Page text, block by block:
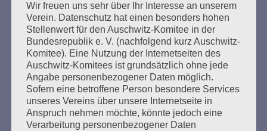
mehr ...
Wir trauern um Éva Fahidi (1925-
2023)
Wir freuen uns sehr über Ihr Interesse an unserem
Verein. Datenschutz hat einen besonders hohen
Stellenwert für den Auschwitz-Komitee in der
Bundesrepublik e. V. (nachfolgend kurz Auschwitz-
Komitee). Eine Nutzung der Internetseiten des
Auschwitz-Komitees ist grundsätzlich ohne jede
Angabe personenbezogener Daten möglich.
Sofern eine betroffene Person besondere Services
unseres Vereins über unsere Internetseite in
Anspruch nehmen möchte, könnte jedoch eine
Verarbeitung personenbezogener Daten